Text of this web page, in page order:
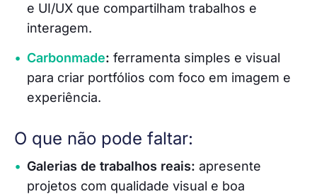
e UI/UX que compartilham trabalhos e
interagem.
Carbonmade: ferramenta simples e visual
para criar portfólios com foco em imagem e
experiência.
O que não pode faltar:
Galerias de trabalhos reais: apresente
projetos com qualidade visual e boa